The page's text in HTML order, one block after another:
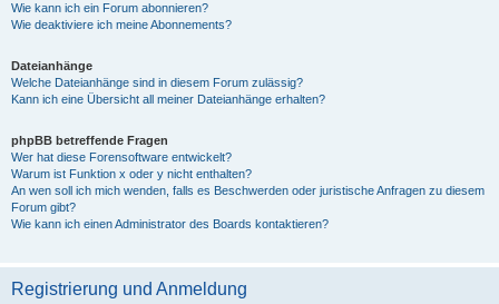
Wie kann ich ein Forum abonnieren?
Wie deaktiviere ich meine Abonnements?
Dateianhänge
Welche Dateianhänge sind in diesem Forum zulässig?
Kann ich eine Übersicht all meiner Dateianhänge erhalten?
phpBB betreffende Fragen
Wer hat diese Forensoftware entwickelt?
Warum ist Funktion x oder y nicht enthalten?
An wen soll ich mich wenden, falls es Beschwerden oder juristische Anfragen zu diesem
Forum gibt?
Wie kann ich einen Administrator des Boards kontaktieren?
Registrierung und Anmeldung